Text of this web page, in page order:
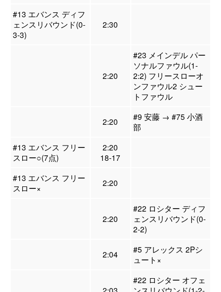
#13 エバンス ディフ
ェンスリバウンド(0-
3-3)
2:30
2:20
#23 メインデル パー
ソナルファウル(1-
2:2) フリースローオ
ンファウル2 シュー
トファウル
2:20
#9 安藤 → #75 小酒
部
#13 エバンス フリー
スロー○(7点)
2:20
18-17
#13 エバンス フリー
スロー×
2:20
2:20
#22 ロシター ディフ
ェンスリバウンド(0-
2-2)
2:04
#5 アレックス 2Pシ
ュート×
#22 ロシター オフェ